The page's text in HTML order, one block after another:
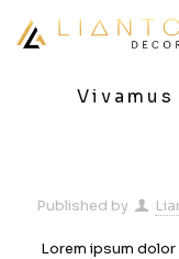
Published by
Lorem ipsum